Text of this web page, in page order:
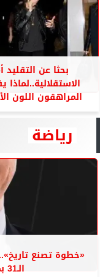
بحثا عن التقليد
الاستقلالية..لماذا
المراهقون اللون
رياضة
«خطوة تصنع
الـ31 بمشاركة 2000 شاب من...